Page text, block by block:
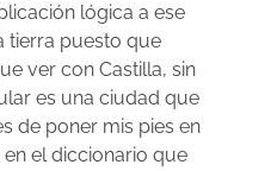
lógica a ese
tierra puesto que
ver con Castilla, sin
es una ciudad que
de poner mis pies en
el diccionario que